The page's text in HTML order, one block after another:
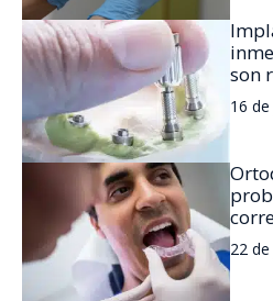
son
16
22